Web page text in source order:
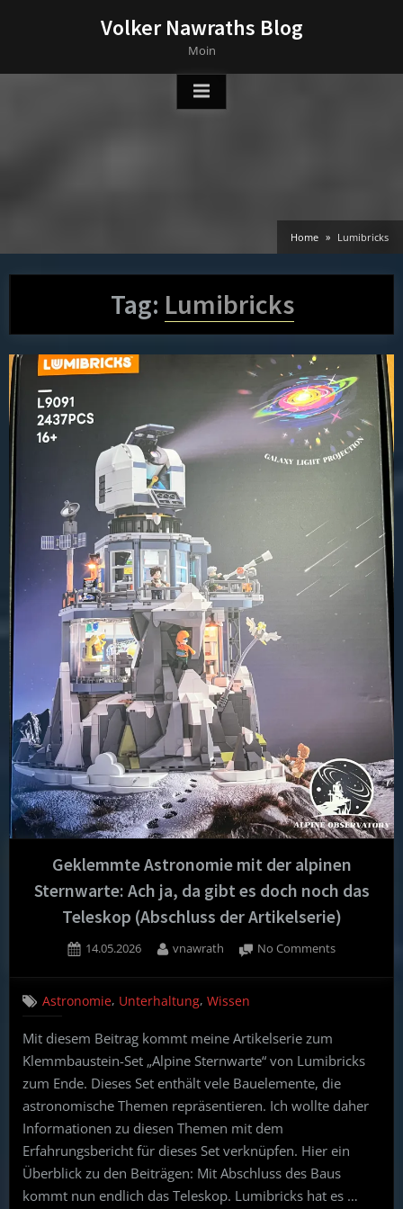
Volker Nawraths Blog
Moin
Home Lumibricks
Tag: Lumibricks
Geklemmte Astronomie mit der alpinen
Sternwarte: Ach ja, da gibt es doch noch das
Teleskop (Abschluss der Artikelserie)
Posted
14.05.2026 By
vnawrath No Commentson
Sternwarte:
Ach
ja,
es
doch
noch
Astronomie, Unterhaltung,Wissen
Mit diesem Beitrag kommt meine Artikelserie zum
Klemmbaustein-Set „Alpine Sternwarte“ von Lumibricks
zum Ende. Dieses Set enthält vele Bauelemente, die
astronomische Themen repräsentieren. Ich wollte daher
Informationen zu diesen Themen mit dem
Erfahrungsbericht für dieses Set verknüpfen. Hier ein
Überblick zu den Beiträgen: Mit Abschluss des Baus
kommt nun endlich das Teleskop. Lumibricks hat es …